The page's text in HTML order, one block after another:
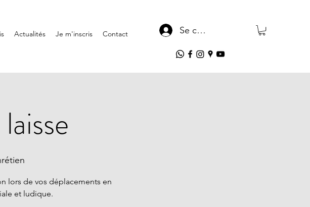
Actualités Je m'inscris Contact Se connecter
lors de vos déplacements en
et ludique.